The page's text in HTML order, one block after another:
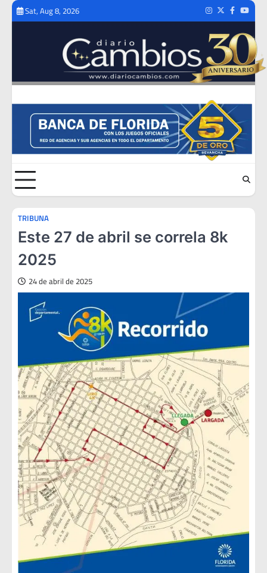
Skip
Sat, Aug 8, 2026 Instagram
TwitterFacebook
TRIBUNA
Este 27 de abril se correla 8k
2025
24 de abril de 2025